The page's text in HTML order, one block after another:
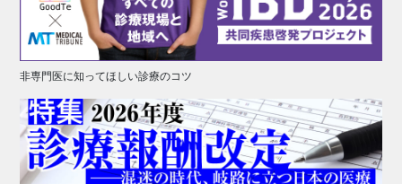
非専門医に知ってほしい診療のコツ